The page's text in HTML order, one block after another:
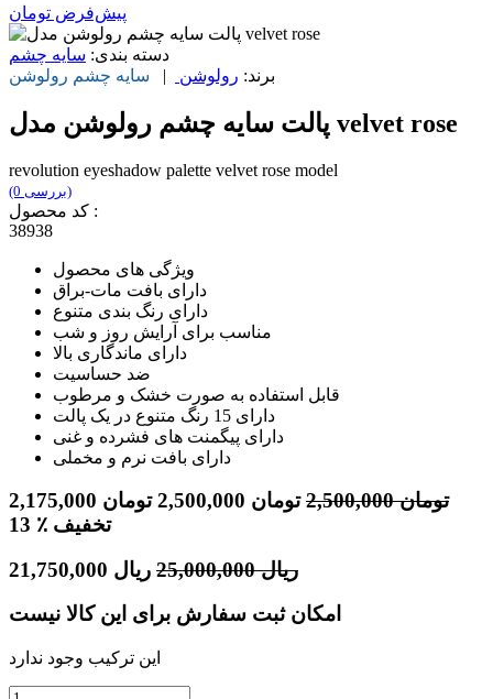
پیش‌فرض تومان
دسته بندی: سایه چشم
برند: رولوشن | سایه چشم رولوشن
پالت سایه چشم رولوشن مدل velvet rose
revolution eyeshadow palette velvet rose model
(0 بررسی)
کد محصول :
38938
ویژگی های محصول
دارای بافت مات-براق
دارای رنگ بندی متنوع
مناسب برای آرایش روز و شب
دارای ماندگاری بالا
ضد حساسیت
قابل استفاده به صورت خشک و مرطوب
دارای 15 رنگ متنوع در یک پالت
دارای پیگمنت های فشرده و غنی
دارای بافت نرم و مخملی
2,175,000 تومان 2,500,000تومان 2,500,000 تومان
13
٪ تخفیف
21,750,000 ریال 25,000,000 ریال
امکان ثبت سفارش برای این کالا نیست
این ترکیب وجود ندارد